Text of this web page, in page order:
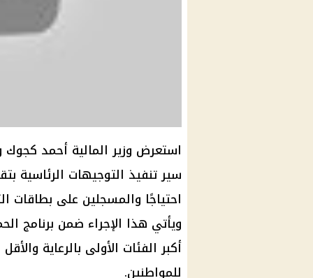
استعرض وزير المالية أحمد كجوك
سير تنفيذ التوجيهات الرئاسية
ويأتي هذا الإجراء ضمن برنامج
أكبر الفئات الأولى بالرعاية
للمواطنين.